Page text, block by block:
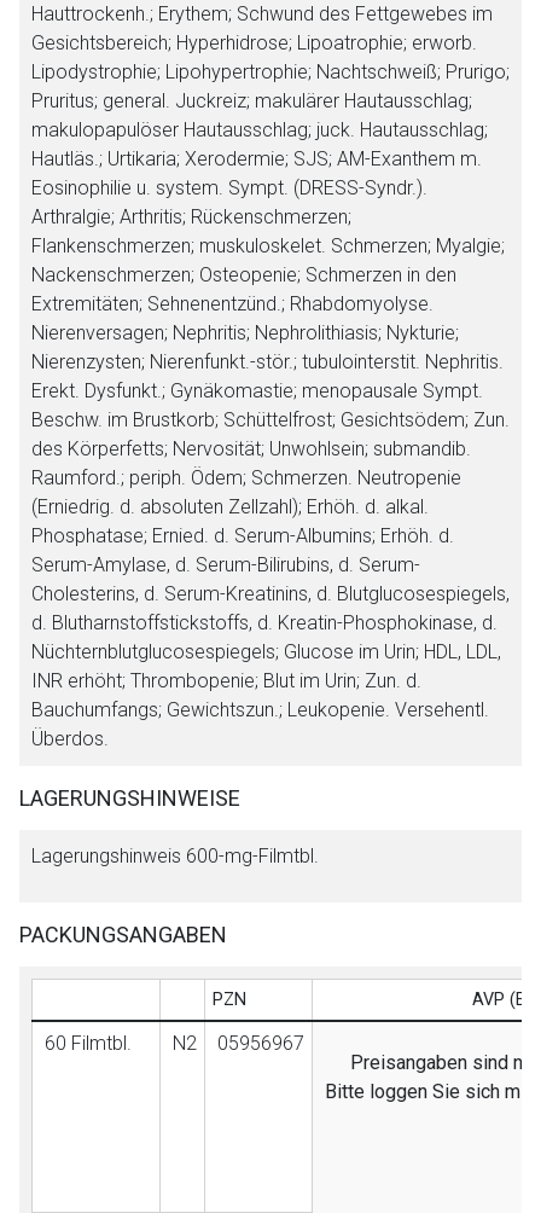
Hauttrockenh.; Erythem; Schwund des Fettgewebes im
Gesichtsbereich; Hyperhidrose; Lipoatrophie; erworb.
Lipodystrophie; Lipohypertrophie; Nachtschweiß; Prurigo;
Pruritus; general. Juckreiz; makulärer Hautausschlag;
makulopapulöser Hautausschlag; juck. Hautausschlag;
Hautläs.; Urtikaria; Xerodermie; SJS; AM-Exanthem m.
Eosinophilie u. system. Sympt. (DRESS-Syndr.).
Arthralgie; Arthritis; Rückenschmerzen;
Flankenschmerzen; muskuloskelet. Schmerzen; Myalgie;
Nackenschmerzen; Osteopenie; Schmerzen in den
Extremitäten; Sehnenentzünd.; Rhabdomyolyse.
Nierenversagen; Nephritis; Nephrolithiasis; Nykturie;
Nierenzysten; Nierenfunkt.-stör.; tubulointerstit. Nephritis.
Erekt. Dysfunkt.; Gynäkomastie; menopausale Sympt.
Beschw. im Brustkorb; Schüttelfrost; Gesichtsödem; Zun.
des Körperfetts; Nervosität; Unwohlsein; submandib.
Raumford.; periph. Ödem; Schmerzen. Neutropenie
(Erniedrig. d. absoluten Zellzahl); Erhöh. d. alkal.
Phosphatase; Ernied. d. Serum-Albumins; Erhöh. d.
Serum-Amylase, d. Serum-Bilirubins, d. Serum-
Cholesterins, d. Serum-Kreatinins, d. Blutglucosespiegels,
d. Blutharnstoffstickstoffs, d. Kreatin-Phosphokinase, d.
Nüchternblutglucosespiegels; Glucose im Urin; HDL, LDL,
INR erhöht; Thrombopenie; Blut im Urin; Zun. d.
Bauchumfangs; Gewichtszun.; Leukopenie. Versehentl.
Überdos.
LAGERUNGSHINWEISE
Lagerungshinweis 600-mg-Filmtbl.
PACKUNGSANGABEN
PZN AVP
60 Filmtbl. N2
05956967
Preisangaben sind
Bitte loggen Sie sich mit